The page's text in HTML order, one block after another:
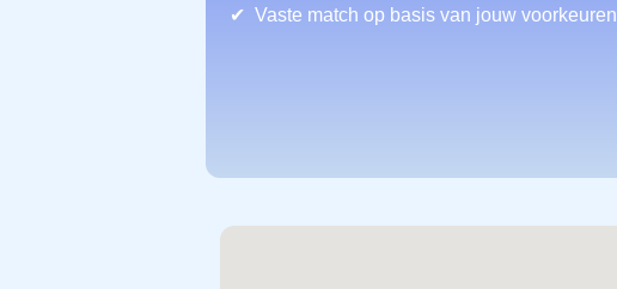
Vaste match op basis van jouw voorkeuren